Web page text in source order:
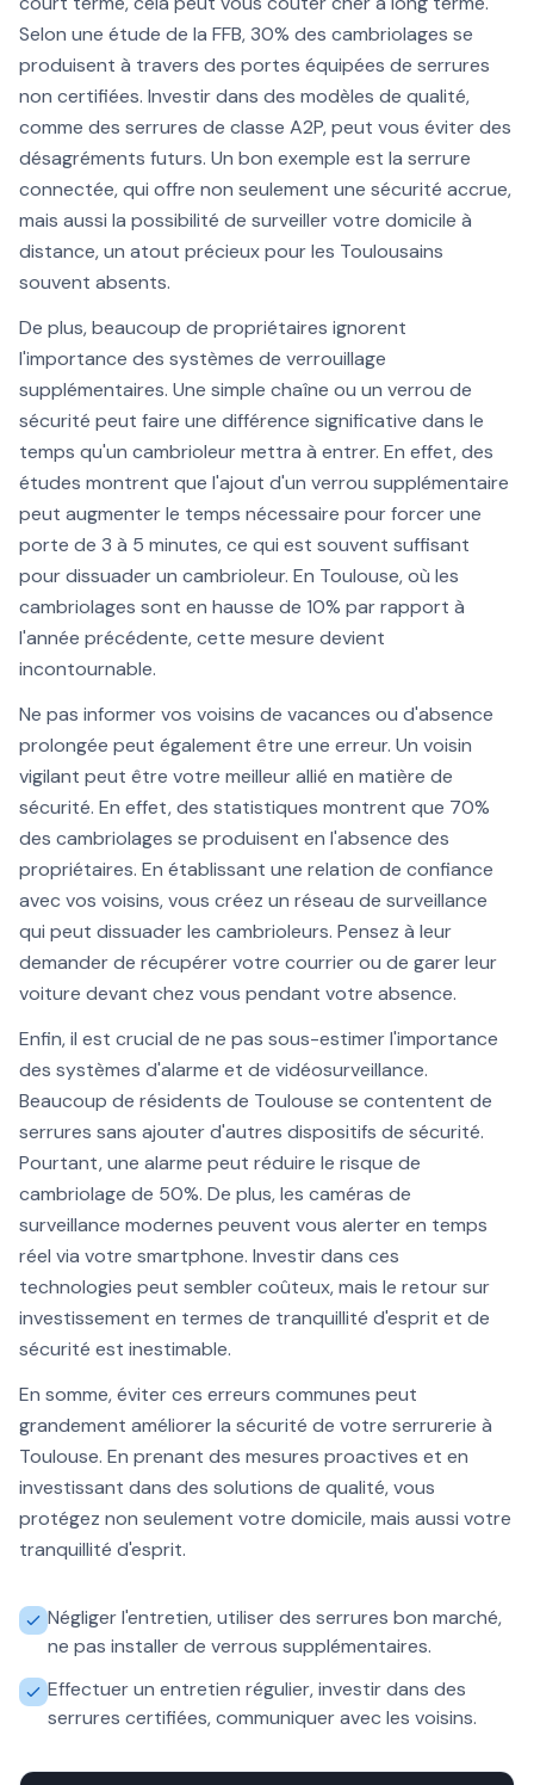
Selon une étude de la FFB, 30% des cambriolages se
produisent à travers des portes équipées de serrures
non certifiées. Investir dans des modèles de qualité,
comme des serrures de classe A2P, peut vous éviter des
désagréments futurs. Un bon exemple est la serrure
connectée, qui offre non seulement une sécurité accrue,
mais aussi la possibilité de surveiller votre domicile à
distance, un atout précieux pour les Toulousains
souvent absents.
De plus, beaucoup de propriétaires ignorent
l'importance des systèmes de verrouillage
supplémentaires. Une simple chaîne ou un verrou de
sécurité peut faire une différence significative dans le
temps qu'un cambrioleur mettra à entrer. En effet, des
études montrent que l'ajout d'un verrou supplémentaire
peut augmenter le temps nécessaire pour forcer une
porte de 3 à 5 minutes, ce qui est souvent suffisant
pour dissuader un cambrioleur. En Toulouse, où les
cambriolages sont en hausse de 10% par rapport à
l'année précédente, cette mesure devient
incontournable.
Ne pas informer vos voisins de vacances ou d'absence
prolongée peut également être une erreur. Un voisin
vigilant peut être votre meilleur allié en matière de
sécurité. En effet, des statistiques montrent que 70%
des cambriolages se produisent en l'absence des
propriétaires. En établissant une relation de confiance
avec vos voisins, vous créez un réseau de surveillance
qui peut dissuader les cambrioleurs. Pensez à leur
demander de récupérer votre courrier ou de garer leur
voiture devant chez vous pendant votre absence.
Enfin, il est crucial de ne pas sous-estimer l'importance
des systèmes d'alarme et de vidéosurveillance.
Beaucoup de résidents de Toulouse se contentent de
serrures sans ajouter d'autres dispositifs de sécurité.
Pourtant, une alarme peut réduire le risque de
cambriolage de 50%. De plus, les caméras de
surveillance modernes peuvent vous alerter en temps
réel via votre smartphone. Investir dans ces
technologies peut sembler coûteux, mais le retour sur
investissement en termes de tranquillité d'esprit et de
sécurité est inestimable.
En somme, éviter ces erreurs communes peut
grandement améliorer la sécurité de votre serrurerie à
Toulouse. En prenant des mesures proactives et en
investissant dans des solutions de qualité, vous
protégez non seulement votre domicile, mais aussi votre
tranquillité d'esprit.
Négliger l'entretien, utiliser des serrures bon marché,
ne pas installer de verrous supplémentaires.
Effectuer un entretien régulier, investir dans des
serrures certifiées, communiquer avec les voisins.